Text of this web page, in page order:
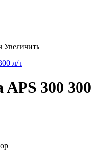
Увеличить
300 300